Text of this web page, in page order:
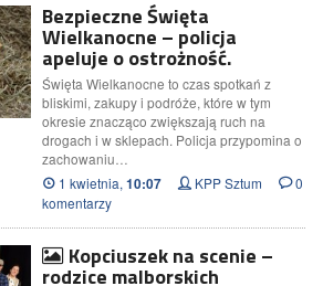
Bezpieczne Święta
Wielkanocne – policja
apeluje o ostrożność.
Święta Wielkanocne to czas spotkań z
bliskimi, zakupy i podróże, które w tym
okresie znacząco zwiększają ruch na
drogach i w sklepach. Policja przypomina o
zachowaniu…
1 kwietnia, 10:07 KPP Sztum
0
komentarzy
Kopciuszek na scenie –
rodzice malborskich